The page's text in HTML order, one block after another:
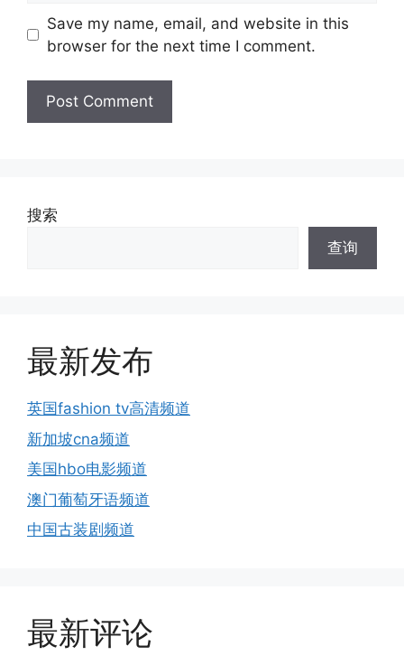
Save my name, email, and website in this
browser for the next time I comment.
搜索
查询
最新发布
英国fashion tv高清频道
新加坡cna频道
美国hbo电影频道
澳门葡萄牙语频道
中国古装剧频道
最新评论